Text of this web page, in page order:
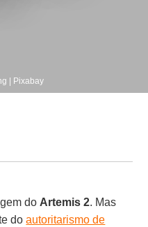
| Pixabay
do Artemis 2. Mas
doautoritarismo de